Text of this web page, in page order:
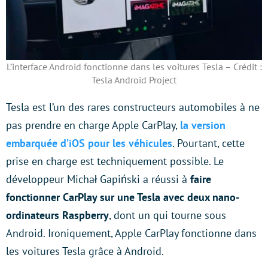
L’interface Android fonctionne dans les voitures Tesla – Crédit :
Tesla Android Project
Tesla est l’un des rares constructeurs automobiles à ne
pas prendre en charge Apple CarPlay, la version
embarquée d’iOS pour les véhicules. Pourtant, cette
prise en charge est techniquement possible. Le
développeur Michał Gapiński a réussi à faire
fonctionner CarPlay sur une Tesla avec deux nano-
ordinateurs Raspberry, dont un qui tourne sous
Android. Ironiquement, Apple CarPlay fonctionne dans
les voitures Tesla grâce à Android.